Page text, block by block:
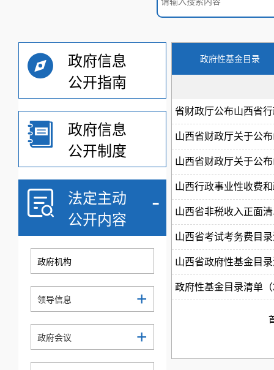
政府信息
公开指南
政府信息
公开制度
法定主动
公开内容
-
政府机构
领导信息 +
政府会议 +
政府性基金目录
省财政厅公布山西省
山西省财政厅关于公
山西省财政厅关于公
山西行政事业性收费
山西省非税收入正面
山西省考试考务费目
山西省政府性基金目
政府性基金目录清单